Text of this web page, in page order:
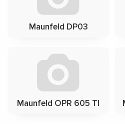
Maunfeld DP03
Maunfeld OPR 605 TI